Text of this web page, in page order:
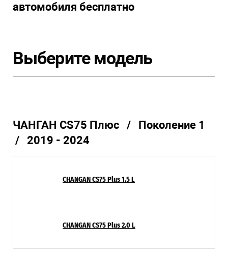
автомобиля бесплатно
Выберите модель
ЧАНГАН CS75 Плюс / Поколение 1
/ 2019 - 2024
CHANGAN CS75 Plus 1.5 L
CHANGAN CS75 Plus 2.0 L